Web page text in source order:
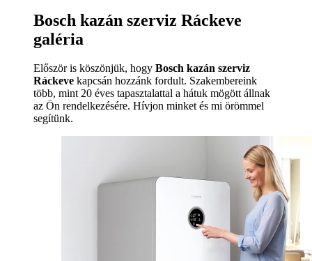
Bosch kazán szerviz Ráckeve
galéria
Először is köszönjük, hogy Bosch kazán szerviz
Ráckeve kapcsán hozzánk fordult. Szakembereink
több, mint 20 éves tapasztalattal a hátuk mögött állnak
az Ön rendelkezésére. Hívjon minket és mi örömmel
segítünk.